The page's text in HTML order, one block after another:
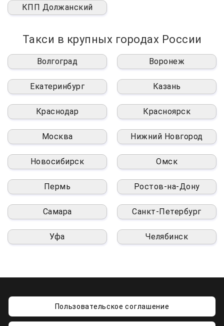
КПП Должанский
Такси в крупных городах России
Волгоград Воронеж
Екатеринбург Казань
Краснодар Красноярск
Москва Нижний Новгород
Новосибирск Омск
Пермь Ростов-на-Дону
Самара Санкт-Петербург
Уфа Челябинск
Пользовательское соглашение